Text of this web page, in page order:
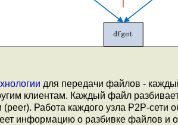
для передачи файлов -
клиентам. Каждый файл
Работа каждого узла P2P-сети
информацию о разбивке файлов и